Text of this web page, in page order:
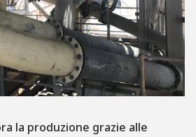
la produzione grazie alle